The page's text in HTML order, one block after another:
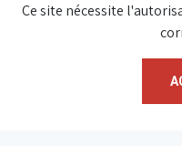
© JazzInBelgium 2026 ( Version
Ce site nécessite